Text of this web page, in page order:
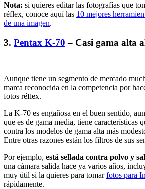
Nota: si quieres editar las fotografías que
réflex, conoce aquí las 10 mejores
de una imagen.
3. Pentax K-70 – Casi gama alta
Aunque tiene un segmento de mercado
marca reconocida en la competencia por
fotos réflex.
La K-70 es engañosa en el buen sentido,
que es de gama media, tiene características
contra los modelos de gama alta más
Entre otras razones están los filtros de sus
Por ejemplo, está sellada contra polvo y
una cámara salida hace ya varios años,
muy útil si la quieres para tomarfotos para
rápidamente.